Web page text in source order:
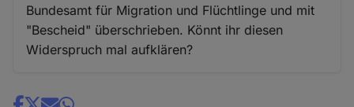
Bundesamt für Migration und Flüchtlinge und mit
"Bescheid" überschrieben. Könnt ihr diesen
Widerspruch mal aufklären?